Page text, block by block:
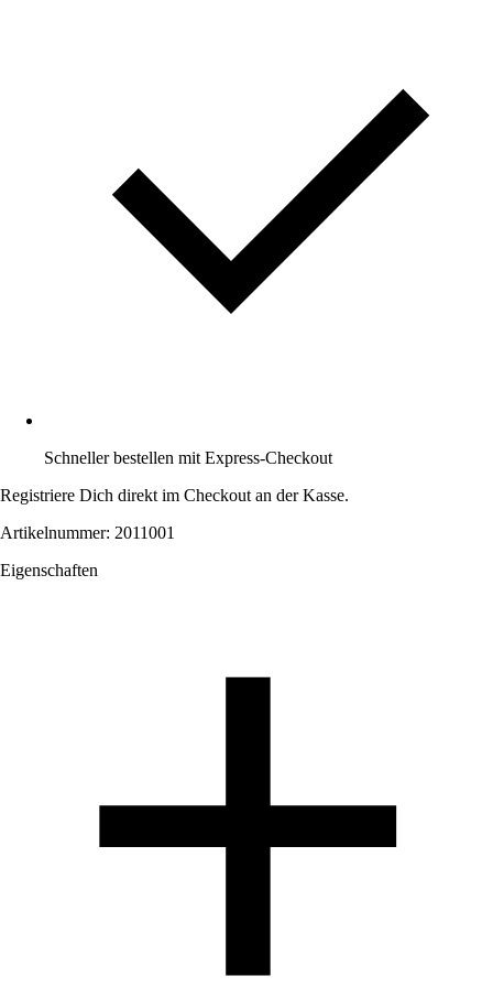
Schneller bestellen mit Express-Checkout
Registriere Dich direkt im Checkout an der Kasse.
Artikelnummer: 2011001
Eigenschaften